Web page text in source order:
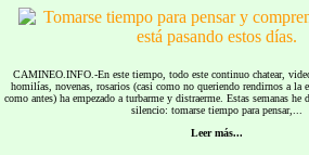
CAMINEO.INFO.-En este tiempo, todo este continuo chatear,
homilías, novenas, rosarios (casi como no queriendo rendirnos a la
como antes) ha empezado a turbarme y distraerme. Estas semanas
silencio: tomarse tiempo para pensar,...
Leer más...